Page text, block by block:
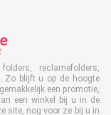
reclamefolders,
Zo blijft u op de hoogte
een promotie,
een winkel bij u in de
site, nog voor ze bij u in